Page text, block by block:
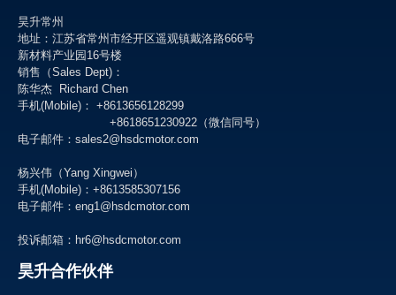
* 产品类型
直流有刷电机
齿轮箱电机
微型泵
空心杯直流电机
其它
* 留言
昊升常州
地址：江苏省常州市经开区遥观镇戴洛路666号
新材料产业园16号楼
销售（Sales Dept)：
陈华杰 Richard Chen
手机(Mobile)： +8613656128299
+8618651230922（微信同号）
电子邮件：sales2@hsdcmotor.com
杨兴伟（Yang Xingwei）
手机(Mobile)：+8613585307156
电子邮件： eng1@hsdcmotor.com
投诉邮箱： hr6@hsdcmotor.com
昊升合作伙伴